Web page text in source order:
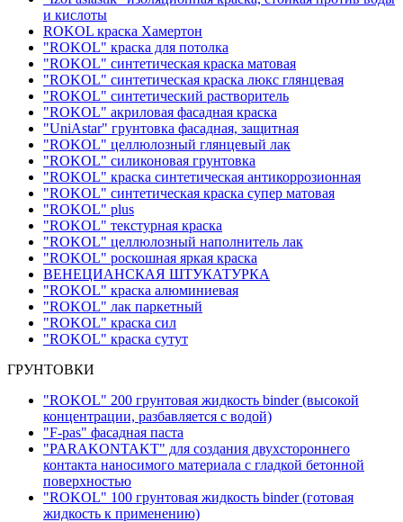
и кислоты
ROKOL краска Хамертон
"ROKOL" краска для потолка
"ROKOL" синтетическая краска матовая
"ROKOL" синтетическая краска люкс глянцевая
"ROKOL" синтетический растворитель
"ROKOL" акриловая фасадная краска
"UniAstar" грунтовка фасадная, защитная
"ROKOL" целлюлозный глянцевый лак
"ROKOL" силиконовая грунтовка
"ROKOL" краска синтетическая антикоррозионная
"ROKOL" синтетическая краска супер матовая
"ROKOL" plus
"ROKOL" текстурная краска
"ROKOL" целлюлозный наполнитель лак
"ROKOL" роскошная яркая краска
ВЕНЕЦИАНСКАЯ ШТУКАТУРКА
"ROKOL" краска алюминиевая
"ROKOL" лак паркетный
"ROKOL" краска сил
"ROKOL" краска сутут
ГРУНТОВКИ
"ROKOL" 200 грунтовая жидкость binder (высокой
концентрации, разбавляется с водой)
"F-pas" фасадная паста
"PARAKONTAKT" для создания двухстороннего
контакта наносимого материала с гладкой бетонной
поверхностью
"ROKOL" 100 грунтовая жидкость binder (готовая
жидкость к применению)